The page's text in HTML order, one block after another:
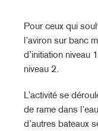
Pour ceux qui
l’aviron sur banc
d’initiation niveau
niveau 2.
L’activité se
de rame dans
d’autres bateaux